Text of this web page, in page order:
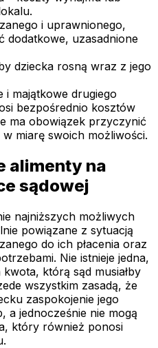
i uprawnionego,
dodatkowe, uzasadnione
dziecka rosną wraz z jego
majątkowe drugiego
bezpośrednio kosztów
ma obowiązek przyczynić
miarę swoich możliwości.
alimenty na
sądowej
najniższych możliwych
powiązane z sytuacją
do ich płacenia oraz
Nie istnieje jedna,
którą sąd musiałby
wszystkim zasadą, że
zaspokojenie jego
a jednocześnie nie mogą
który również ponosi